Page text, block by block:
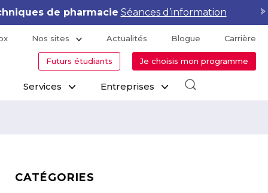
Pro & WooCommerceVoir le calendrier
Nos sites Actualités Blogue Carrière
Futurs étudiants Je choisis mon programme
Services Entreprises
CATÉGORIES